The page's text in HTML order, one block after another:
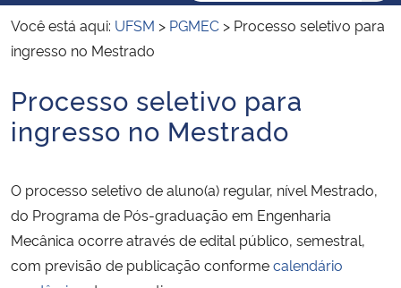
Ministério das Relações Exteriores
Ministério da Infraestrutura
Ministério da Educação
Ministério da Cidadania
Você está aqui: UFSM > PGMEC > Processo seletivo para
ingresso no Mestrado
Início do conteúdo
Processo seletivo para
ingresso no Mestrado
O processo seletivo de aluno(a) regular, nível Mestrado,
do Programa de Pós-graduação em Engenharia
Mecânica ocorre através de edital público, semestral,
com previsão de publicação conformecalendário